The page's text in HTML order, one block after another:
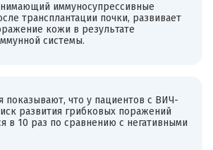
иммуносупрессивные
трансплантации почки, развивает
кожи в результате
системы.
показывают, что у пациентов с ВИЧ-
развития грибковых поражений
в 10 раз по сравнению с негативными